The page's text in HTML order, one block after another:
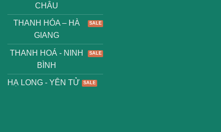
CHÂU
THANH HÓA – HÀ
GIANG
THANH HOÁ - NINH
BÌNH
HẠ LONG - YÊN TỬ